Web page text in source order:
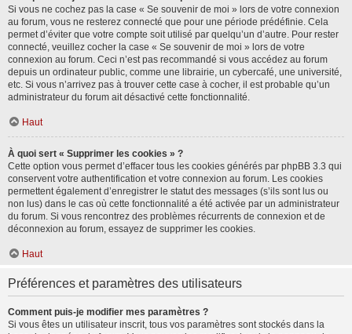
Si vous ne cochez pas la case « Se souvenir de moi » lors de votre connexion
au forum, vous ne resterez connecté que pour une période prédéfinie. Cela
permet d’éviter que votre compte soit utilisé par quelqu’un d’autre. Pour rester
connecté, veuillez cocher la case « Se souvenir de moi » lors de votre
connexion au forum. Ceci n’est pas recommandé si vous accédez au forum
depuis un ordinateur public, comme une librairie, un cybercafé, une université,
etc. Si vous n’arrivez pas à trouver cette case à cocher, il est probable qu’un
administrateur du forum ait désactivé cette fonctionnalité.
Haut
À quoi sert « Supprimer les cookies » ?
Cette option vous permet d’effacer tous les cookies générés par phpBB 3.3 qui
conservent votre authentification et votre connexion au forum. Les cookies
permettent également d’enregistrer le statut des messages (s’ils sont lus ou
non lus) dans le cas où cette fonctionnalité a été activée par un administrateur
du forum. Si vous rencontrez des problèmes récurrents de connexion et de
déconnexion au forum, essayez de supprimer les cookies.
Haut
Préférences et paramètres des utilisateurs
Comment puis-je modifier mes paramètres ?
Si vous êtes un utilisateur inscrit, tous vos paramètres sont stockés dans la